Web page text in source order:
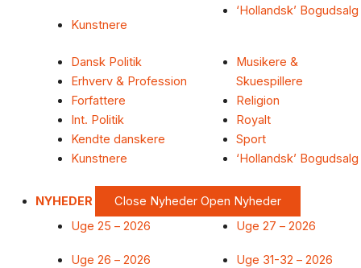
Kunstnere
‘Hollandsk’ Bogudsalg
Dansk Politik
Erhverv & Profession
Forfattere
Int. Politik
Kendte danskere
Kunstnere
Musikere &
Skuespillere
Religion
Royalt
Sport
‘Hollandsk’ Bogudsalg
NYHEDER Close Nyheder Open Nyheder
Uge 25 – 2026
Uge 26 – 2026
Uge 27 – 2026
Uge 31-32 – 2026